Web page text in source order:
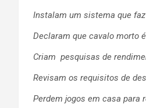
Instalam um sistema que
Declaram que cavalo morto
Criam pesquisas de
Revisam os requisitos de
Perdem jogos em casa para